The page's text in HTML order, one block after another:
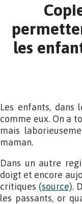
les
Les enfants, dans
comme eux. On a
mais
maman.
Dans un autre
doigt et encore
critiques (source).
les passants, or